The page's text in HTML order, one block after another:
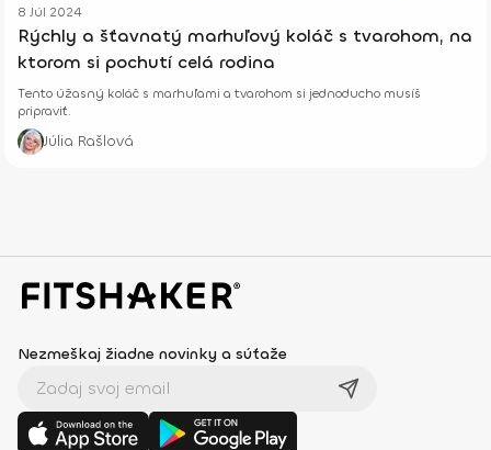
8 Júl 2024
Rýchly a šťavnatý marhuľový koláč s tvarohom, na
ktorom si pochutí celá rodina
Tento úžasný koláč s marhuľami a tvarohom si jednoducho musíš
pripraviť.
Júlia Rašlová
Nezmeškaj žiadne novinky a súťaže